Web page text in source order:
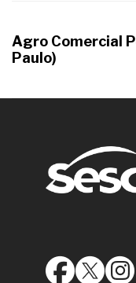
Agro Comercial
Paulo)